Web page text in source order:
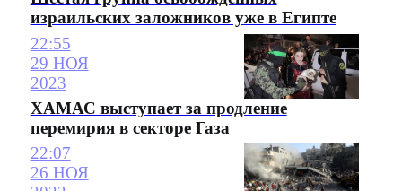
израильских заложников уже в Египте
22:55
29 НОЯ
2023
ХАМАС выступает за продление
перемирия в секторе Газа
22:07
26 НОЯ